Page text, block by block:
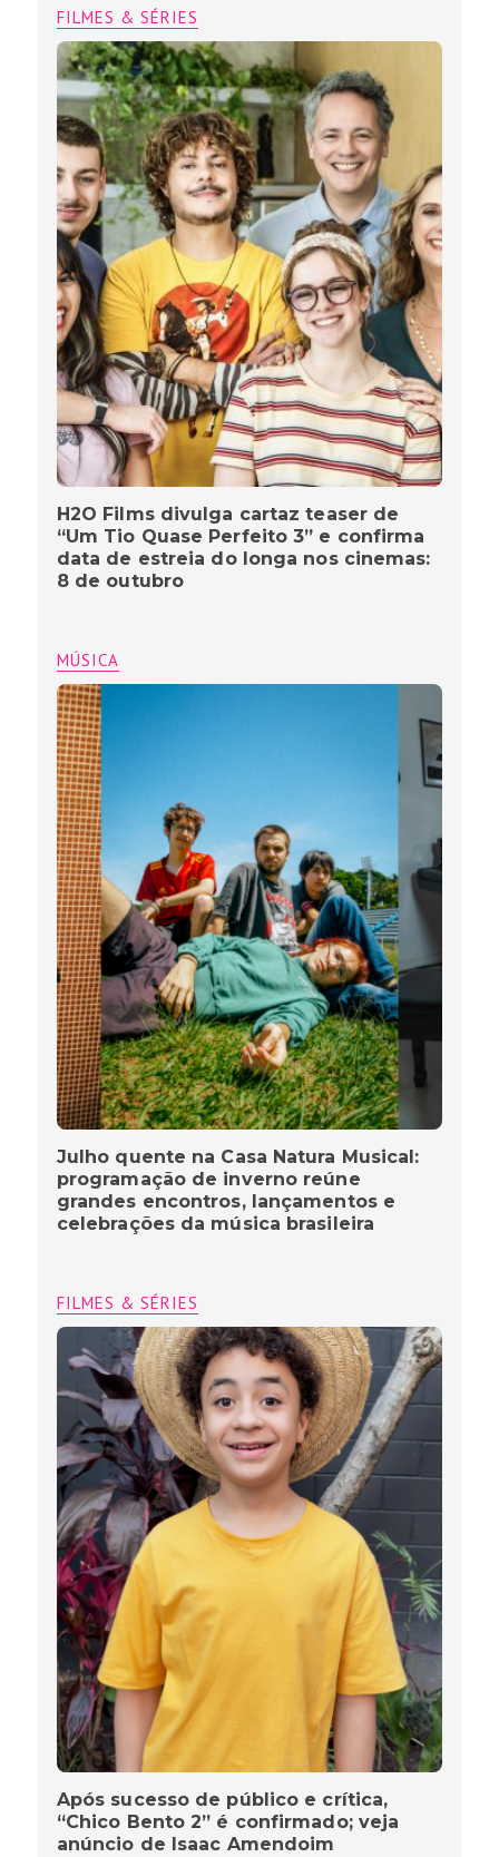
FILMES & SÉRIES
H2O Films divulga cartaz teaser de
“Um Tio Quase Perfeito 3” e confirma
data de estreia do longa nos cinemas:
8 de outubro
MÚSICA
Julho quente na Casa Natura Musical:
programação de inverno reúne
grandes encontros, lançamentos e
celebrações da música brasileira
FILMES & SÉRIES
Após sucesso de público e crítica,
“Chico Bento 2” é confirmado; veja
anúncio de Isaac Amendoim